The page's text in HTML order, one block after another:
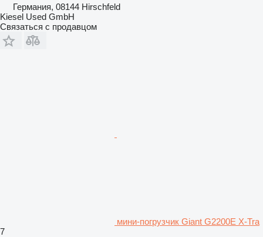
Германия, 08144 Hirschfeld
Kiesel Used GmbH
Связаться с продавцом
мини-погрузчик Giant G2200E X-Tra
7